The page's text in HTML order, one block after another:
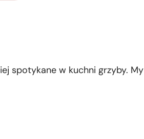
spotykane w kuchni grzyby. My